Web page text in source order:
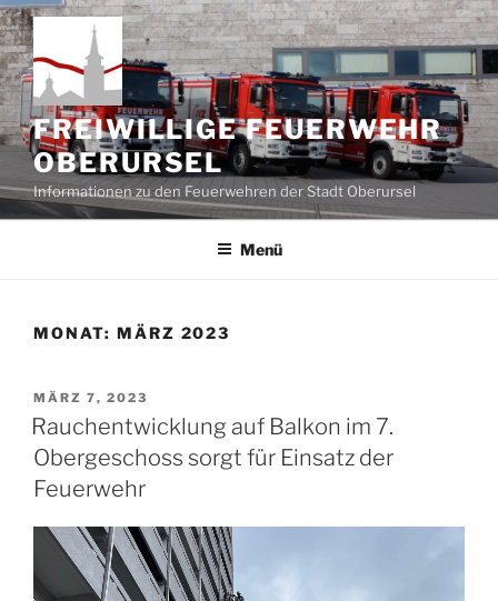
Zum
Inhalt
springen
FREIWILLIGE FEUERWEHR
OBERURSEL
Informationen zu den Feuerwehren der Stadt Oberursel
Menü
MONAT: MÄRZ 2023
VERÖFFENTLICHT
AM
MÄRZ 7, 2023
Rauchentwicklung auf Balkon im 7.
Obergeschoss sorgt für Einsatz der
Feuerwehr